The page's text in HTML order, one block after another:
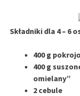
Składniki dla 4 – 6
400 g
400 g
omielany”
2 cebule